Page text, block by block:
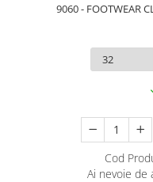
9060 - FOOTWEAR
Cod
Ai nevoie de